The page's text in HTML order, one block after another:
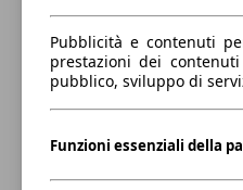
Lunghezza
Altezza
Larghezza
Passo
Carico massimo
Porte
Pubblicità e contenuti
prestazioni dei
pubblico, sviluppo di
Funzioni essenziali della